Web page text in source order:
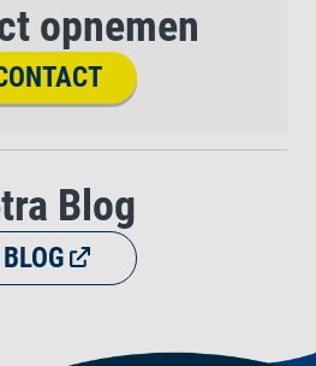
opnemen
Blog
BLOG